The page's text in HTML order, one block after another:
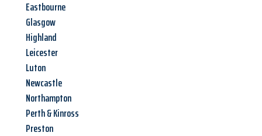
Eastbourne
Glasgow
Highland
Leicester
Luton
Newcastle
Northampton
Perth & Kinross
Preston